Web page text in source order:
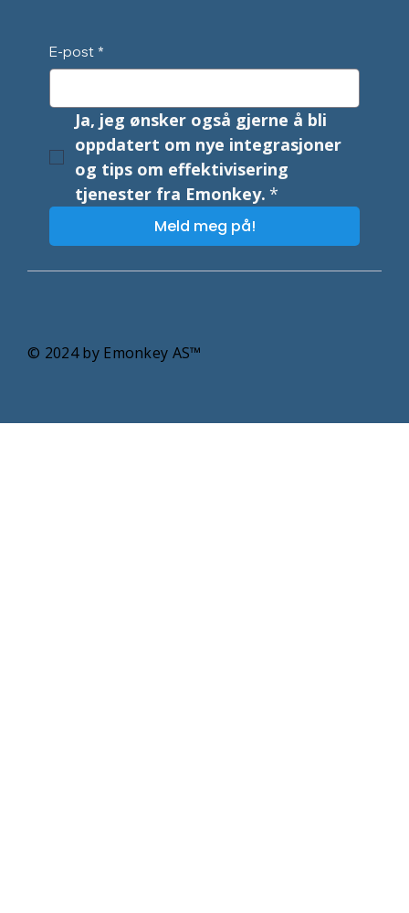
E-post *
Ja, jeg ønsker også gjerne å bli
oppdatert om nye integrasjoner
og tips om effektivisering
tjenester fra Emonkey. *
Meld meg på!
© 2024 by Emonkey AS™